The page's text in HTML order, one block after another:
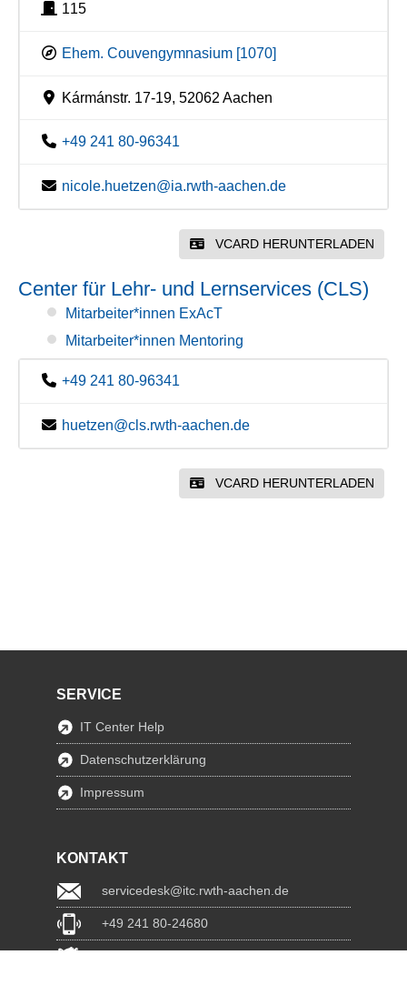
115
Ehem. Couvengymnasium [1070]
Kármánstr. 17-19, 52062 Aachen
+49 241 80-96341
nicole.huetzen@ia.rwth-aachen.de
VCARD HERUNTERLADEN
Center für Lehr- und Lernservices (CLS)
Mitarbeiter*innen ExAcT
Mitarbeiter*innen Mentoring
+49 241 80-96341
huetzen@cls.rwth-aachen.de
VCARD HERUNTERLADEN
SERVICE
IT Center Help
Datenschutzerklärung
Impressum
KONTAKT
servicedesk@itc.rwth-aachen.de
+49 241 80-24680